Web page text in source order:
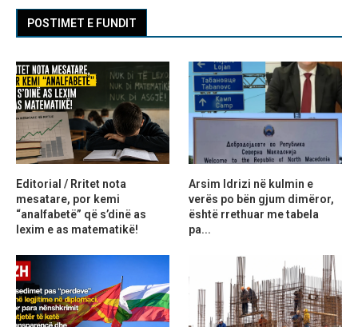
POSTIMET E FUNDIT
Editorial / Rritet nota
mesatare, por kemi
“analfabetë” që s’dinë as
lexim e as matematikë!
Arsim Idrizi në kulmin e
verës po bën gjum dimëror,
është rrethuar me tabela
pa...